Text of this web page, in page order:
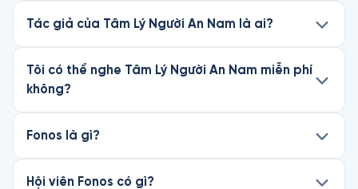
Tác giả của Tâm Lý Người An Nam là ai?
Tôi có thể nghe Tâm Lý Người An Nam miễn phí
không?
Fonos là gì?
Hội viên Fonos có gì?